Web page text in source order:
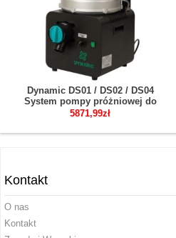
Dynamic DS01 / DS02 / DS04
System pompy próżniowej do
ssania dentystycznego do fotela
5871,99zł
Kontakt
O nas
Kontakt